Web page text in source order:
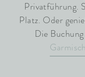
Privatführung.
Platz. Oder
Die
Garmisch